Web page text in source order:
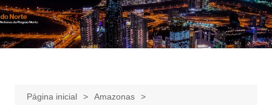
Ir
para
o
Notícias –
Publicidades –
Notícias – Publicidades – Anúncios
Página inicial
Amazonas